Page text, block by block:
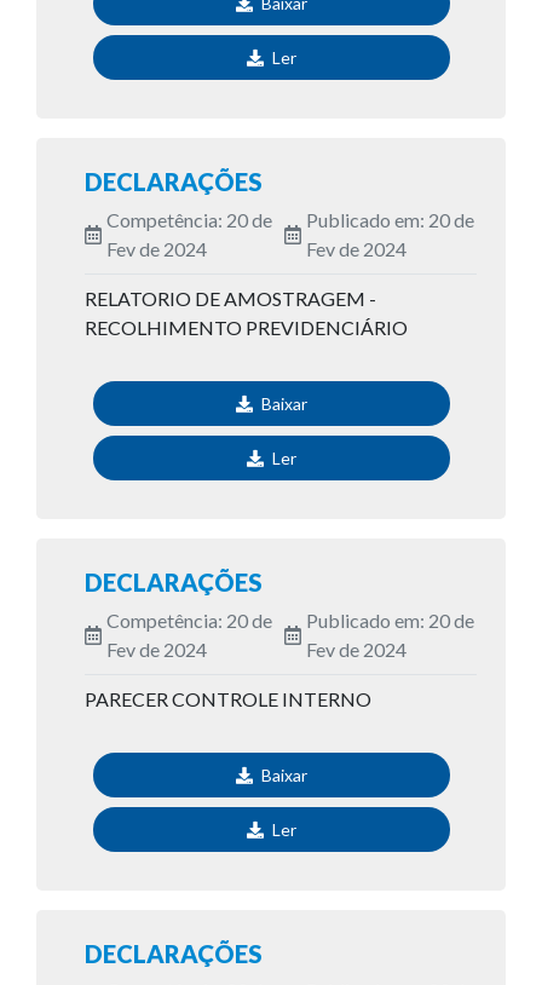
Ler
DECLARAÇÕES
Competência: 20 de
Fev de 2024
Publicado em: 20 de
Fev de 2024
RELATORIO DE AMOSTRAGEM -
RECOLHIMENTO PREVIDENCIÁRIO
Baixar
Ler
DECLARAÇÕES
Competência: 20 de
Fev de 2024
Publicado em: 20 de
Fev de 2024
PARECER CONTROLE INTERNO
Baixar
Ler
DECLARAÇÕES